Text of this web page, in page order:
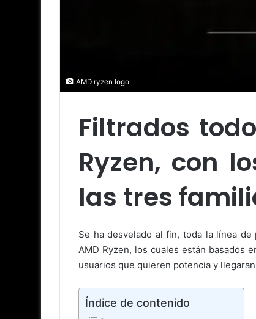
AMD ryzen logo
Filtrados
Ryzen, con
las tres
Se ha desvelado al fin, toda la línea
AMD Ryzen, los cuales están basados
usuarios que quieren potencia y
Índice de contenido